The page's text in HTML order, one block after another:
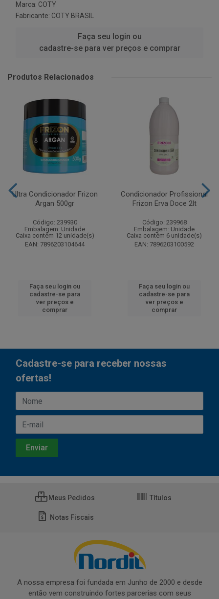
Marca: COTY
Fabricante: COTY BRASIL
Faça seu login ou
cadastre-se para ver preços e comprar
Produtos Relacionados
Ultra Condicionador Frizon
Argan 500gr
Código: 239930
Embalagem: Unidade
Caixa contém 12 unidade(s)
EAN: 7896203104644
Faça seu login ou
cadastre-se para
ver preços e
comprar
Condicionador Profissional
Frizon Erva Doce 2lt
Código: 239968
Embalagem: Unidade
Caixa contém 6 unidade(s)
EAN: 7896203100592
Faça seu login ou
cadastre-se para
ver preços e
comprar
Cadastre-se para receber nossas
ofertas!
Meus Pedidos Títulos
Notas Fiscais
A nossa empresa foi fundada em Junho de 2000 e desde
então vem construindo fortes parcerias com seus